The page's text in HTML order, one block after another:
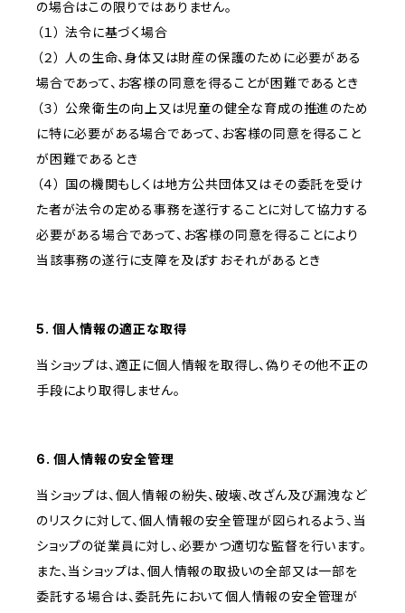
の場合はこの限りではありません。
（１） 法令に基づく場合
（２） 人の生命、身体又は財産の保護のために必要がある
場合であって、お客様の同意を得ることが困難であるとき
（３） 公衆衛生の向上又は児童の健全な育成の推進のため
に特に必要がある場合であって、お客様の同意を得ること
が困難であるとき
（４） 国の機関もしくは地方公共団体又はその委託を受け
た者が法令の定める事務を遂行することに対して協力する
必要がある場合であって、お客様の同意を得ることにより
当該事務の遂行に支障を及ぼすおそれがあるとき
5. 個人情報の適正な取得
当ショップは、適正に個人情報を取得し、偽りその他不正の
手段により取得しません。
6. 個人情報の安全管理
当ショップは、個人情報の紛失、破壊、改ざん及び漏洩など
のリスクに対して、個人情報の安全管理が図られるよう、当
ショップの従業員に対し、必要かつ適切な監督を行います。
また、当ショップは、個人情報の取扱いの全部又は一部を
委託する場合は、委託先において個人情報の安全管理が